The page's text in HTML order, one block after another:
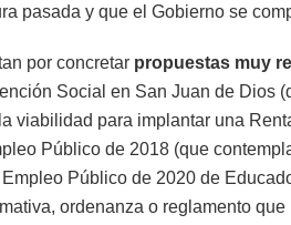
pasada y que el Gobierno se
por concretar propuestas muy
Social en San Juan de Dios
viabilidad para implantar una
Público de 2018 (que
Público de 2020 de
ordenanza o reglamento